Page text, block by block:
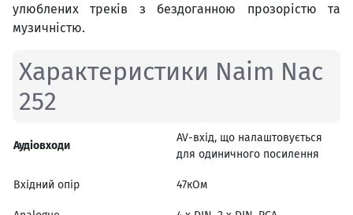
улюблених треків з бездоганною прозорістю та
музичністю.
Характеристики Naim Nac
252
Аудіовходи
AV-вхід, що налаштовується
для одиничного посилення
Вхідний опір 47кОм